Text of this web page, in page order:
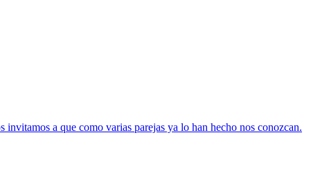
a que como varias parejas ya lo han hecho nos conozcan.